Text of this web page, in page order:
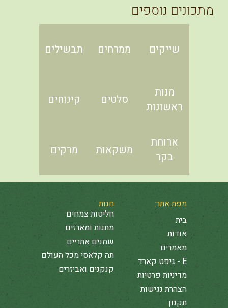
מתכונים נוספים
שייקים ממרחים תבשילים
מנות
ראשונות
סלטים קינוחים
ארוחת
בקר
משקאות מרקים
מפת אתר:
בית
אודות
מאמרים
E - גיפט קארד
מדיניות פרטיות
הצהרת נגישות
תקנון
חנות
חליטות צמחים
מתנות ומארזים
שמנים אתריים
תה קלאסי מכל העולם
קנקנים ואביזרים